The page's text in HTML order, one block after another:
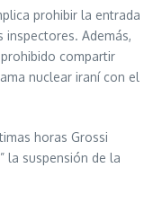
prohibir la entrada
inspectores. Además,
compartir
nuclear iraní con el
horas Grossi
la suspensión de la